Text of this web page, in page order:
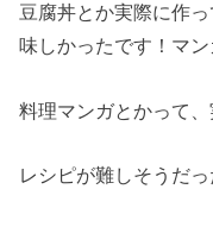
豆腐丼とか実際に作
味しかったです！マ
料理マンガとかって
レシピが難しそうだ